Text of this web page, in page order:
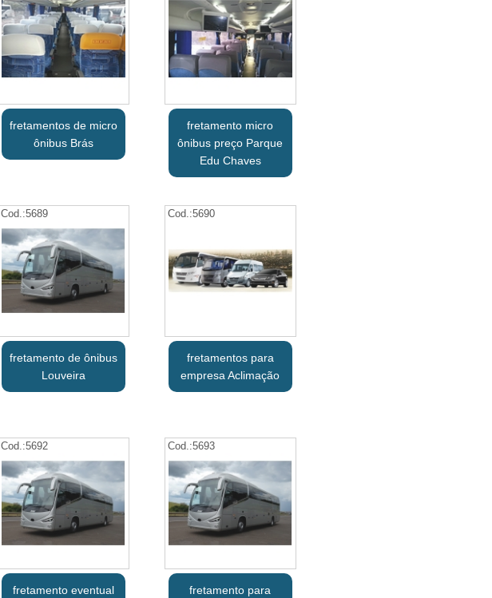
fretamentos de micro
ônibus Brás
fretamento micro
ônibus preço Parque
Edu Chaves
Cod.:5689
fretamento de ônibus
Louveira
Cod.:5690
fretamentos para
empresa Aclimação
Cod.:5692
fretamento eventual
Cod.:5693
fretamento para